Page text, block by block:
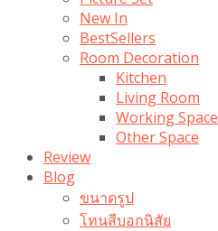
New In
BestSellers
Room Decoration
Kitchen
Living Room
Working Space
Other Space
Review
Blog
ขนาดรูป
โทนสีบอกนิสัย